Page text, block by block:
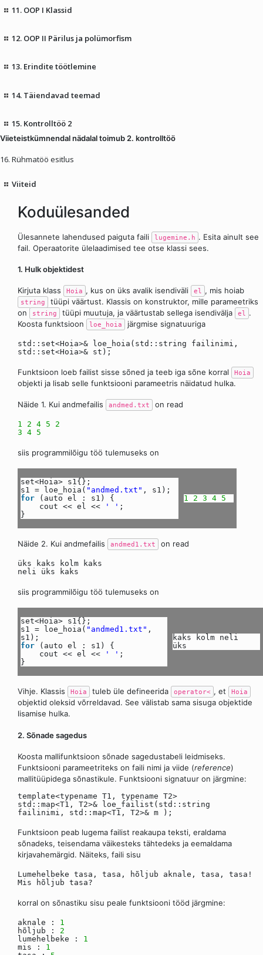
11. OOP I Klassid
12. OOP II Pärilus ja polümorfism
13. Erindite töötlemine
14. Täiendavad teemad
15. Kontrolltöö 2
Viieteistkümnendal nädalal toimub 2. kontrolltöö
16. Rühmatöö esitlus
Viiteid
Koduülesanded
Ülesannete lahendused paiguta faili lugemine.h . Esita ainult see
fail. Operaatorite ülelaadimised tee otse klassi sees.
1. Hulk objektidest
Kirjuta klass Hoia , kus on üks avalik isendiväli el , mis hoiab
string
tüüpi väärtust. Klassis on konstruktor, mille parameetriks
on
string tüüpi muutuja, ja väärtustab sellega isendivälja el .
Koosta funktsioon
loe_hoia järgmise signatuuriga
std::set<Hoia>& loe_hoia(std::string failinimi,
std::set<Hoia>& st);
Funktsioon loeb failist sisse sõned ja teeb iga sõne korral Hoia
objekti ja lisab selle funktsiooni parameetris näidatud hulka.
Näide 1. Kui andmefailis andmed.txt on read
1 2 4 5
2
3 4 5
siis programmilõigu töö tulemuseks on
set<Hoia> s1{};
s1 = loe_hoia( "andmed.txt" , s1);
for
(auto el : s1) {
cout << el <<
' ' ;
}
1 2 3 4 5
Näide 2. Kui andmefailis andmed1.txt on read
üks kaks kolm kaks
neli üks kaks
siis programmilõigu töö tulemuseks on
set<Hoia> s1{};
s1 = loe_hoia( "andmed1.txt" ,
s1);
for
(auto el : s1) {
cout << el <<
' ' ;
}
kaks kolm neli
üks
Vihje. Klassis Hoia tuleb üle defineerida operator< , et Hoia
objektid oleksid võrreldavad. See välistab sama sisuga objektide
lisamise hulka.
2. Sõnade sagedus
Koosta mallifunktsioon sõnade sagedustabeli leidmiseks.
Funktsiooni parameetriteks on faili nimi ja viide (reference)
mallitüüpidega sõnastikule. Funktsiooni signatuur on järgmine:
template<typename T1, typename T2>
std::map<T1, T2>& loe_failist(std::string
failinimi, std::map<T1, T2>& m );
Funktsioon peab lugema failist reakaupa teksti, eraldama
sõnadeks, teisendama väikesteks tähtedeks ja eemaldama
kirjavahemärgid. Näiteks, faili sisu
Lumehelbeke tasa, tasa, hõljub aknale, tasa, tasa!
Mis hõljub tasa?
korral on sõnastiku sisu peale funktsiooni tööd järgmine:
aknale : 1
hõljub : 2
lumehelbeke : 1
mis : 1